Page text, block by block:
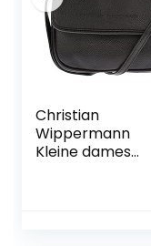
Christian
Wippermann
Kleine dames